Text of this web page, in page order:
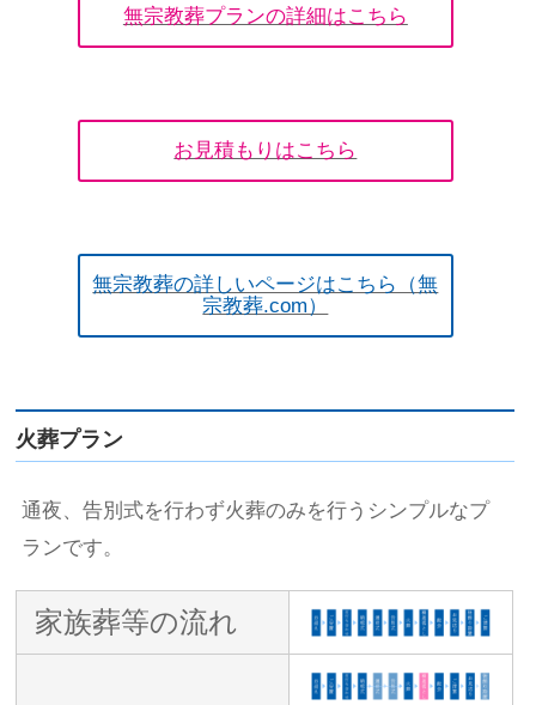
無宗教葬プランの詳細はこちら
お見積もりはこちら
無宗教葬の詳しいページはこちら（無
宗教葬.com）
火葬プラン
通夜、告別式を行わず火葬のみを行うシンプルなプ
ランです。
家族葬等の流れ